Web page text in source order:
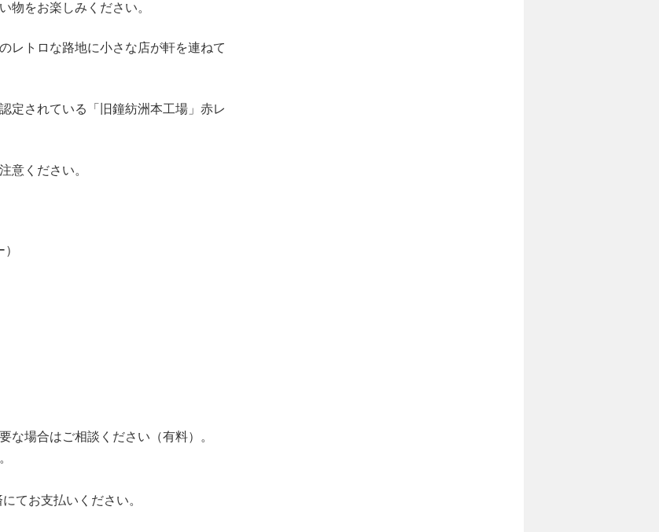
物をお楽しみください。
ロな路地に小さな店が軒を連ねて
されている「旧鐘紡洲本工場」赤レ
意ください。
場合はご相談ください（有料）。
てお支払いください。